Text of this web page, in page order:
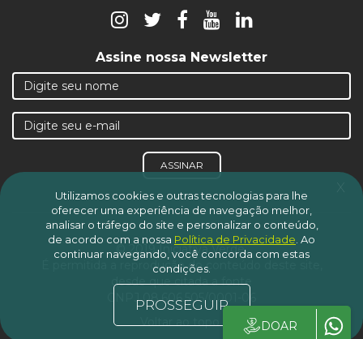
Assine nossa Newsletter
ASSINAR
© 2019 Iniciativa Verde.
É permitida a reprodução do conteúdo deste site,
desde que citada a fonte
CNPJ 08.606.505/0001-06
Voltar ao topo
x
Utilizamos cookies e outras tecnologias para lhe
oferecer uma experiência de navegação melhor,
analisar o tráfego do site e personalizar o conteúdo,
de acordo com a nossa Política de Privacidade Ao
continuar navegando, você concorda com estas
condições.
PROSSEGUIR
DOAR